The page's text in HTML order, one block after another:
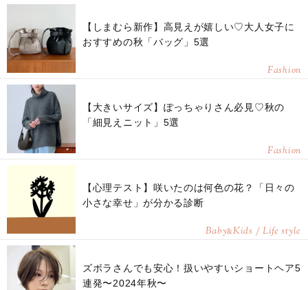
【しまむら新作】高見えが嬉しい♡大人女子に
おすすめの秋「バッグ」5選
Fashion
【大きいサイズ】ぽっちゃりさん必見♡秋の
「細見えニット」5選
Fashion
【心理テスト】咲いたのは何色の花？「日々の
小さな幸せ」が分かる診断
Baby&Kids / Life style
ズボラさんでも安心！扱いやすいショートヘア5
連発〜2024年秋〜